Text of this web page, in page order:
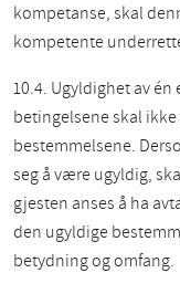
kompetanse, skal
kompetente
10.4. Ugyldighet av
betingelsene skal
bestemmelsene.
seg å være ugyldig,
gjesten anses å ha
den ugyldige
betydning og omfang.